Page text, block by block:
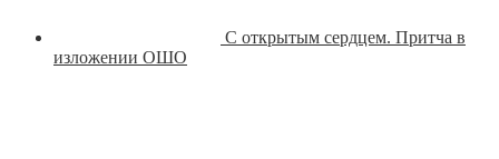
С открытым сердцем. Притча в
изложении ОШО